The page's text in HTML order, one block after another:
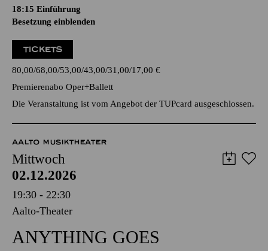
18:15 Einführung
Besetzung einblenden
TICKETS
80,00 68,00 53,00 43,00 31,00 17,00 €
Premierenabo Oper+Ballett
Die Veranstaltung ist vom Angebot der TUPcard ausgeschlossen.
AALTO MUSIKTHEATER
Mittwoch
02.12.2026
19:30 - 22:30
Aalto-Theater
ANYTHING GOES